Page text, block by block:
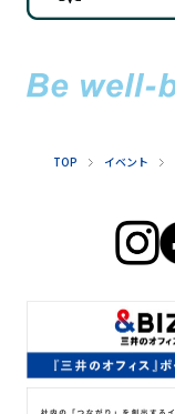
TOP イベント